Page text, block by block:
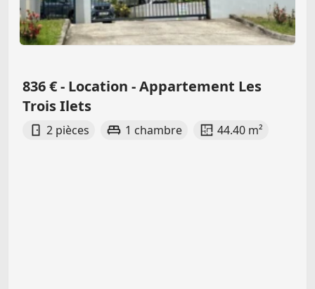
836 € - Location - Appartement Les
Trois Ilets
2 pièces 1 chambre 44.40 m²